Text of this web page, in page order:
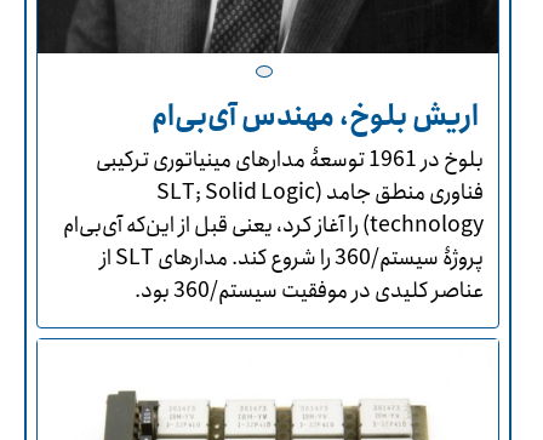
اریش بلوخ، مهندس آی‌بی‌ام
بلوخ در 1961 توسعۀ مدارهای مینیاتوری ترکیبی
فناوری منطق جامد (SLT; Solid Logic
technology) را آغاز کرد، یعنی قبل از این‌که آی‌بی‌ام
پروژۀ سیستم/360 را شروع کند. مدارهای SLT از
عناصر کلیدی در موفقیت سیستم/360 بود.